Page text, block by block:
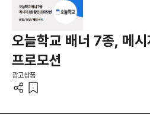
오늘학교 배너 7종, 메
프로모션
광고상품